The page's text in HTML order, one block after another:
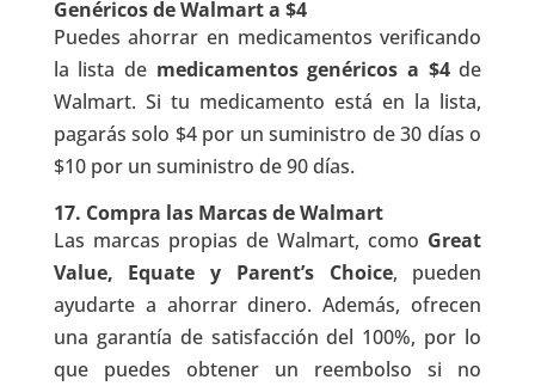
Genéricos de Walmart a $4
Puedes ahorrar en medicamentos verificando
la lista de medicamentos genéricos a $4de
Walmart. Si tu medicamento está en la lista,
pagarás solo $4 por un suministro de 30 días o
$10 por un suministro de 90 días.
17. Compra las Marcas de Walmart
Las marcas propias de Walmart, como Great
Value, Equate y Parent’s Choice, pueden
ayudarte a ahorrar dinero. Además, ofrecen
una garantía de satisfacción del 100%, por lo
que puedes obtener un reembolso si no